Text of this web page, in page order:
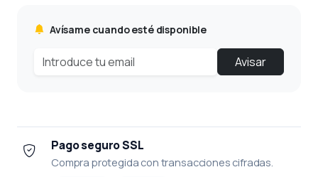
Avísame cuando esté disponible
Avisar
Pago seguro SSL
Compra protegida con transacciones cifradas.